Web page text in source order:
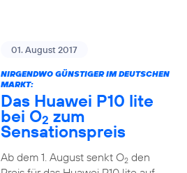
01. August 2017
NIRGENDWO GÜNSTIGER IM DEUTSCHEN
MARKT:
Das Huawei P10 lite
bei O2 zum
Sensationspreis
Ab dem 1. August senkt O2den